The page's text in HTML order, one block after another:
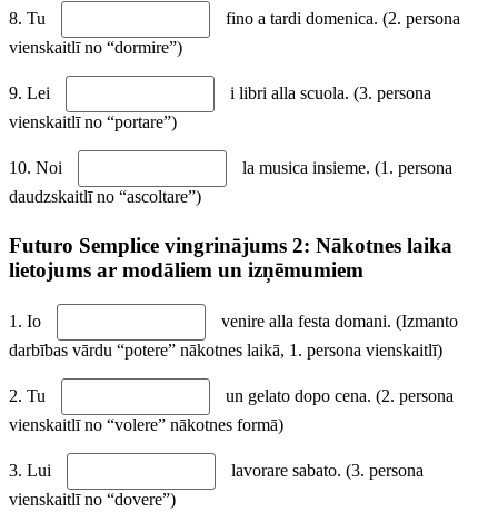
8. Tu
fino a tardi domenica. (2. persona
vienskaitlī no “dormire”)
9. Lei
i libri alla scuola. (3. persona
vienskaitlī no “portare”)
10. Noi
la musica insieme. (1. persona
daudzskaitlī no “ascoltare”)
Futuro Semplice vingrinājums 2: Nākotnes laika
lietojums ar modāliem un izņēmumiem
1. Io
venire alla festa domani. (Izmanto
darbības vārdu “potere” nākotnes laikā, 1. persona vienskaitlī)
2. Tu
un gelato dopo cena. (2. persona
vienskaitlī no “volere” nākotnes formā)
3. Lui
lavorare sabato. (3. persona
vienskaitlī no “dovere”)